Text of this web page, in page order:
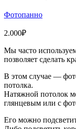
Фотопанно
2.000₽
Мы часто
позволяет сделать
В этом случае —
потолка.
Натяжной потолок
глянцевым или с
Его можно